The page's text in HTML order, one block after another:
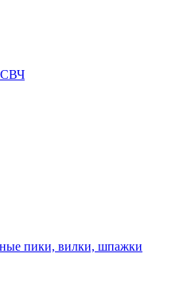
СВЧ
пики, вилки, шпажки